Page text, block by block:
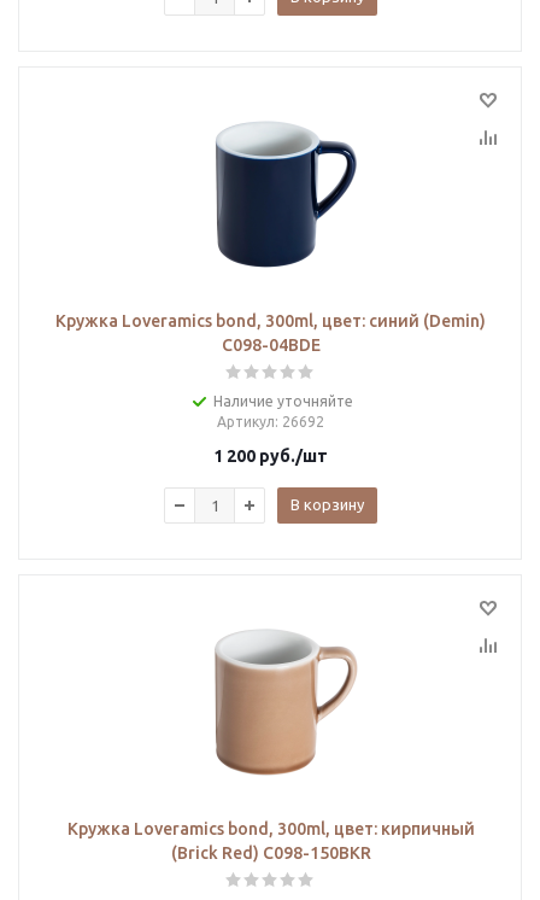
Кружка Loveramics bond, 300ml, цвет: синий (Demin)
C098-04BDE
Наличие уточняйте
Артикул: 26692
1 200 руб./шт
В корзину
Кружка Loveramics bond, 300ml, цвет: кирпичный
(Brick Red) C098-150BKR